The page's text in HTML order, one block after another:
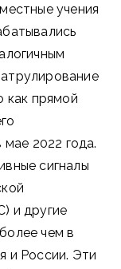
учения
как прямой
мае 2022 года.
сигналы
и другие
чем в
и России. Эти